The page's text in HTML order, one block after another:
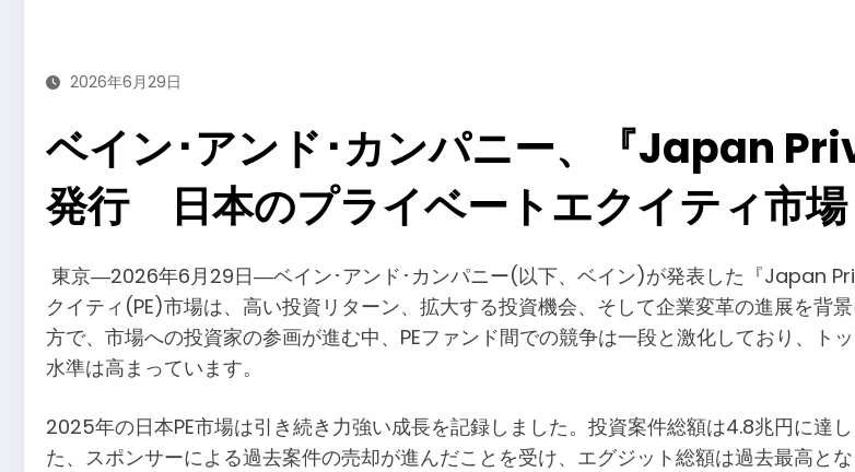
2026年6月29日
ベイン･アンド･カンパニー、『Japan
発行 日本のプライベートエクイティ市
東京―2026年6月29日―ベイン･アンド･カンパニー(以下、ベイン)が発表した『Japan
クイティ(PE)市場は、高い投資リターン、拡大する投資機会、そして企業変革の進展を背
方で、市場への投資家の参画が進む中、PEファンド間での競争は一段と激化しており、ト
水準は高まっています。
2025年の日本PE市場は引き続き力強い成長を記録しました。投資案件総額は4.8兆円に達
た、スポンサーによる過去案件の売却が進んだことを受け、エグジット総額は過去最高と